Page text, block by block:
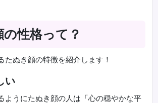
性格って？
たぬき顔の特徴を紹介します！
い
ようにたぬき顔の人は「心の穏やかな平